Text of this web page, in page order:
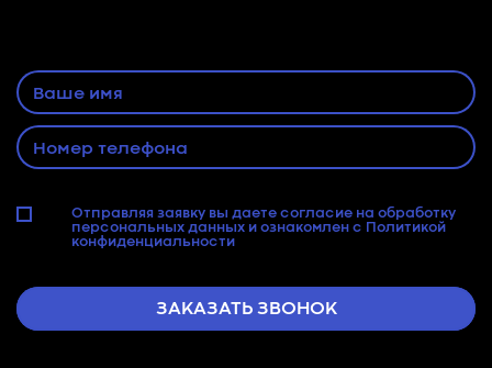
Отправляя заявку вы даете согласие на обработку
персональных данных и ознакомлен с Политикой
конфиденциальности